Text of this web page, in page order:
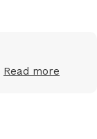
Read more